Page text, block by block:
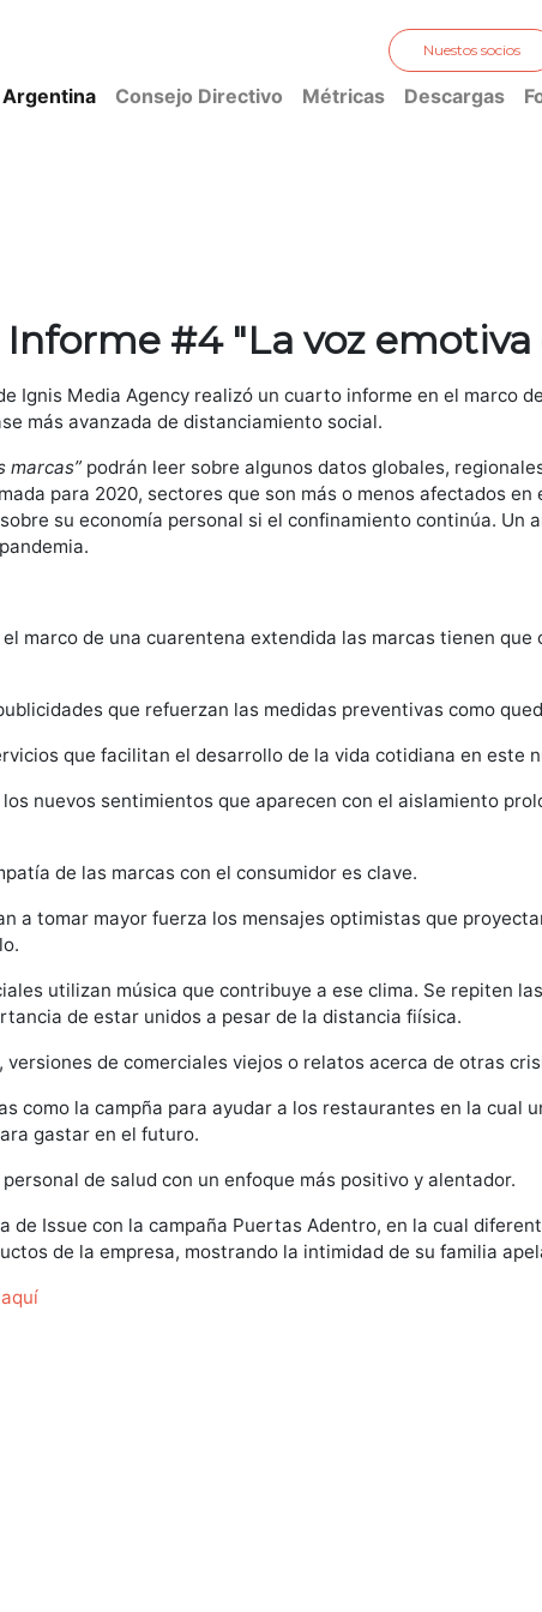
Nuestos socios
Argentina Consejo Directivo Métricas Descargas
#4 "La voz emotiva
Ignis Media Agency realizó un cuarto informe en el marco
más avanzada de distanciamiento social.
marcas” podrán leer sobre algunos datos globales,
para 2020, sectores que son más o menos afectados
su economía personal si el confinamiento continúa. Un
marco de una cuarentena extendida las marcas tienen que
que refuerzan las medidas preventivas como
que facilitan el desarrollo de la vida cotidiana en este
nuevos sentimientos que aparecen con el aislamiento
de las marcas con el consumidor es clave.
a tomar mayor fuerza los mensajes optimistas que
utilizan música que contribuye a ese clima. Se repiten
de estar unidos a pesar de la distancia fiísica.
de comerciales viejos o relatos acerca de otras
como la campña para ayudar a los restaurantes en la cual
gastar en el futuro.
de salud con un enfoque más positivo y alentador.
de Issue con la campaña Puertas Adentro, en la cual
de la empresa, mostrando la intimidad de su familia
aquí